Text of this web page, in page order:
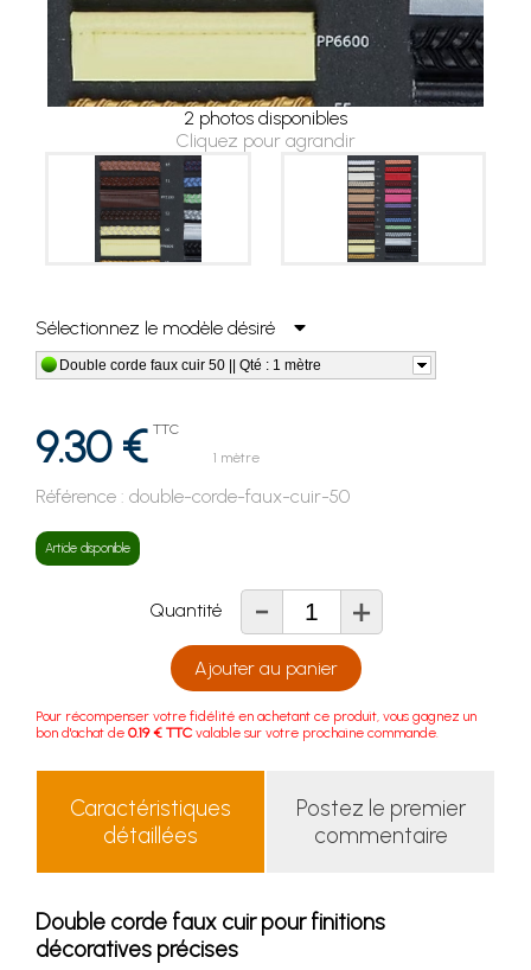
2 photos disponibles
Cliquez pour agrandir
Sélectionnez le modèle désiré
Double corde faux cuir 50 || Qté : 1 mètre
9.30 € TTC
1 mètre
Référence : double-corde-faux-cuir-50
Article disponible
Quantité - +
Ajouter au panier
Pour récompenser votre fidélité en achetant ce produit, vous gagnez un
bon d'achat de 0.19 € TTC valable sur votre prochaine commande.
Caractéristiques
détaillées
Postez le premier
commentaire
Double corde faux cuir pour finitions
décoratives précises